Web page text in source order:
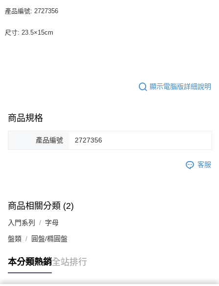
產品編號: 2727356
尺寸: 23.5×15cm
顯示電腦版詳細說明
商品規格
產品編號 2727356
客服
商品相關分類 (2)
入門系列 字母
盤類 圓盤/橢圓盤
本分類熱銷全站排行